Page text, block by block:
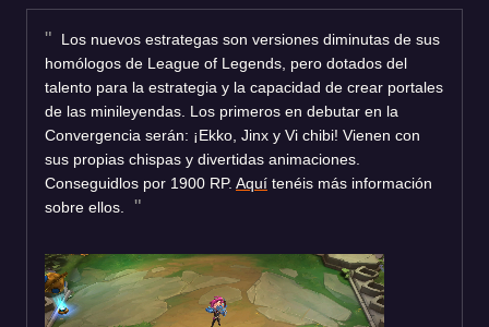
Los nuevos estrategas son versiones diminutas de sus
homólogos de League of Legends, pero dotados del
talento para la estrategia y la capacidad de crear portales
de las minileyendas. Los primeros en debutar en la
Convergencia serán: ¡Ekko, Jinx y Vi chibi! Vienen con
sus propias chispas y divertidas animaciones.
Conseguidlos por 1900 RP. Aquí tenéis más información
sobre ellos.